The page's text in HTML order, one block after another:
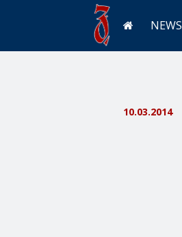
NEWS
10.03.2014